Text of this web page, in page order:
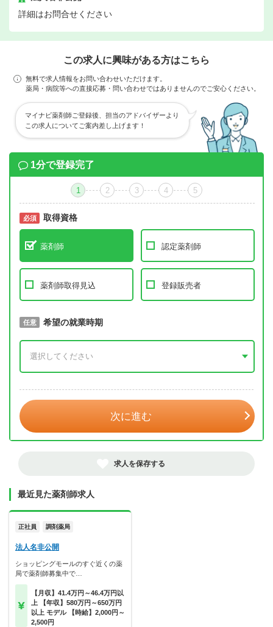
詳細はお問合せください
この求人に興味がある方はこちら
無料で求人情報をお問い合わせいただけます。
薬局・病院等への直接応募・問い合わせではありませんのでご安心ください。
マイナビ薬剤師ご登録後、担当のアドバイザーより
この求人についてご案内差し上げます！
1分で登録完了
1 2 3 4 5
必須 取得資格
薬剤師 認定薬剤師
薬剤師取得見込 登録販売者
必須 取得予定年
任意 希望の就業時期
次に進む
求人を保存する
最近見た薬剤師求人
正社員 調剤薬局
法人名非公開
ショッピングモールのすぐ近くの薬
局で薬剤師募集中で…
【月収】41.4万円～46.4万円以
上 【年収】580万円～650万円
以上 モデル 【時給】2,000円～
2,500円